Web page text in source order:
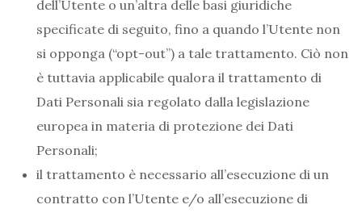
dell’Utente o un’altra delle basi giuridiche
specificate di seguito, fino a quando l’Utente non
si opponga (“opt-out”) a tale trattamento. Ciò non
è tuttavia applicabile qualora il trattamento di
Dati Personali sia regolato dalla legislazione
europea in materia di protezione dei Dati
Personali;
il trattamento è necessario all’esecuzione di un
contratto con l’Utente e/o all’esecuzione di